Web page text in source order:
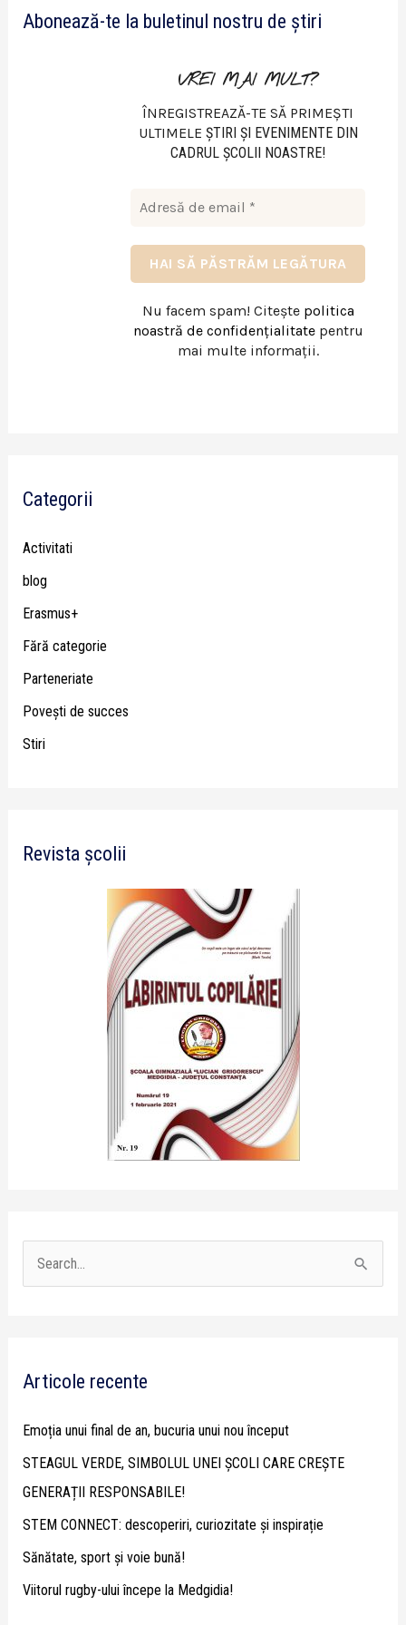
o
Abonează-te la buletinul nostru de știri
VREI MAI MULT?
ÎNREGISTREAZĂ-TE SĂ PRIMEȘTI
ULTIMELE ŞTIRI ŞI EVENIMENTE DIN
CADRUL ŞCOLII NOASTRE!
Nu facem spam! Citește politica
noastră de confidențialitatepentru
mai multe informații.
Categorii
Activitati
blog
Erasmus+
Fără categorie
Parteneriate
Poveşti de succes
Stiri
Revista școlii
c
o
r
:
Articole recente
Emoția unui final de an, bucuria unui nou început
STEAGUL VERDE, SIMBOLUL UNEI ȘCOLI CARE CREȘTE
GENERAȚII RESPONSABILE!
STEM CONNECT: descoperiri, curiozitate și inspirație
Sănătate, sport și voie bună!
Viitorul rugby-ului începe la Medgidia!